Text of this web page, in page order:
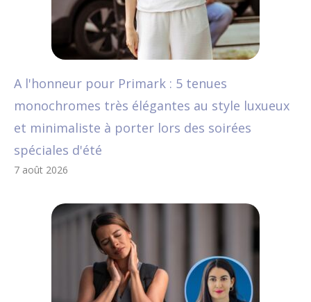
A l'honneur pour Primark : 5 tenues
monochromes très élégantes au style luxueux
et minimaliste à porter lors des soirées
spéciales d'été
7 août 2026